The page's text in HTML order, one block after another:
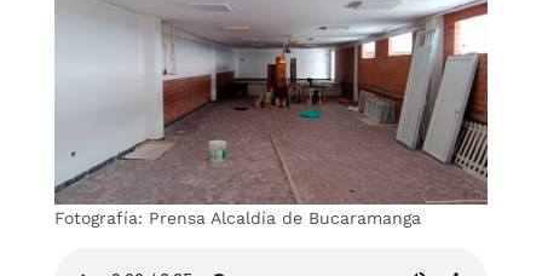
Fotografía: Prensa Alcaldía de Bucaramanga